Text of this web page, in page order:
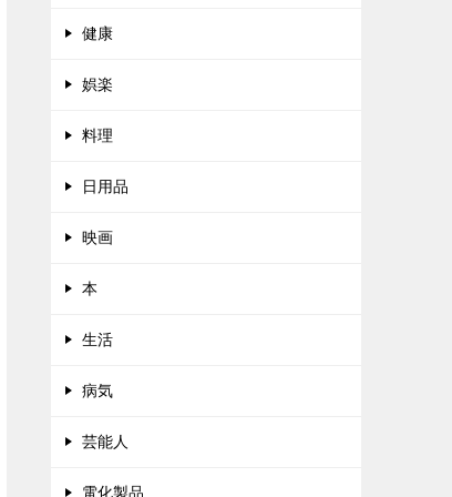
健康
娯楽
料理
日用品
映画
本
生活
病気
芸能人
電化製品